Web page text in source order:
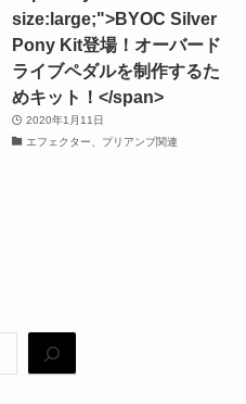
size:large;">BYOC Silver
Pony Kit登場！オーバード
ライブペダルを制作するた
めキット！</span>
2020年1月11日
エフェクター、プリアンプ関連